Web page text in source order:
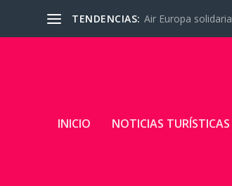
TENDENCIAS: Air Europa solidaria
INICIO NOTICIAS TURÍSTICAS